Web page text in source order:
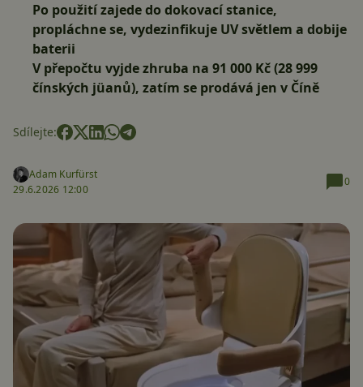
Po použití zajede do dokovací stanice,
propláchne se, vydezinfikuje UV světlem a dobije
baterii
V přepočtu vyjde zhruba na 91 000 Kč (28 999
čínských jüanů), zatím se prodává jen v Číně
Sdílejte:
Adam Kurfürst
29.6.2026 12:00
0